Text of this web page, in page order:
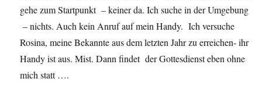
gehe zum Startpunkt – keiner da. Ich suche in der Umgebung
– nichts. Auch kein Anruf auf mein Handy. Ich versuche
Rosina, meine Bekannte aus dem letzten Jahr zu erreichen- ihr
Handy ist aus. Mist. Dann findet der Gottesdienst eben ohne
mich statt ….